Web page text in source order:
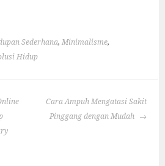
Sederhana,Minimalisme,
Hidup
Cara Ampuh Mengatasi Sakit
Pinggang dengan Mudah